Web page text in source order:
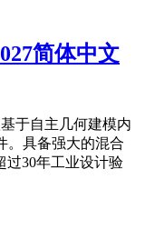
简体中文
于自主几何建模内
。具备强大的混合
过30年工业设计验